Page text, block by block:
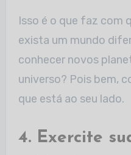
Isso é o que faz com
exista um mundo
conhecer novos
universo? Pois bem,
que está ao seu lado.
4. Exercite